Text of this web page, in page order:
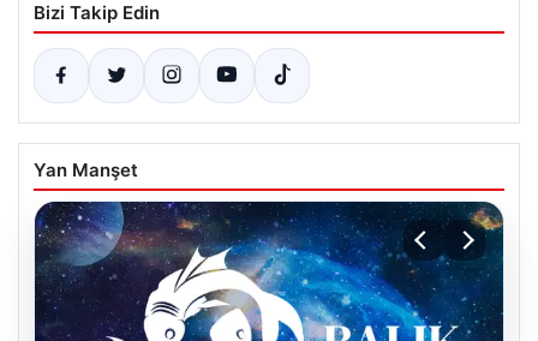
Bizi Takip Edin
Yan Manşet